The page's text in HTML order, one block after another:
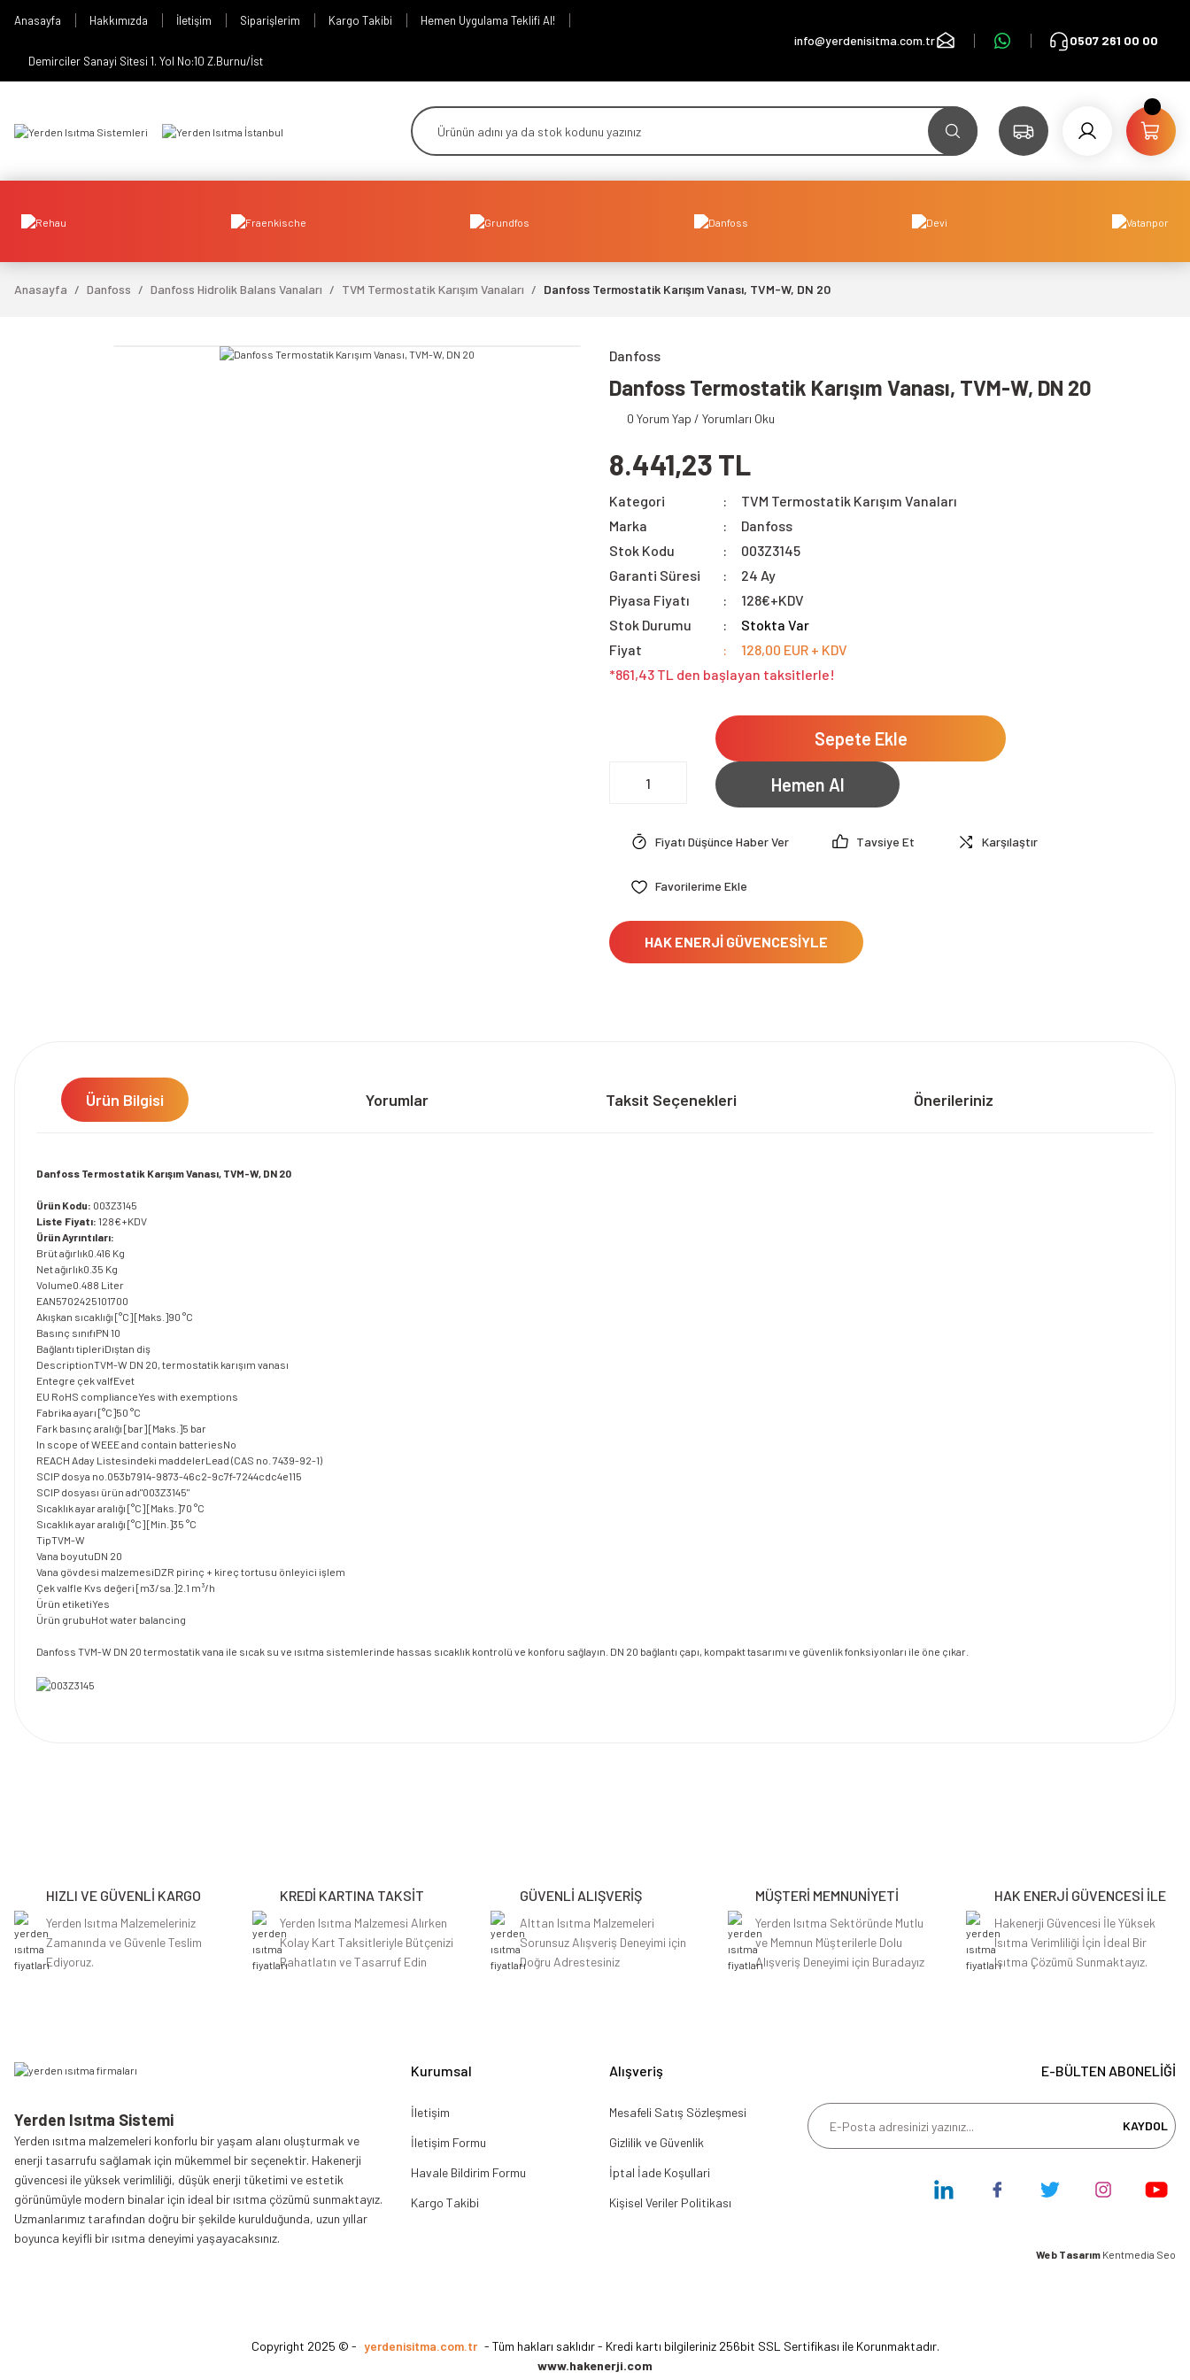
Anasayfa Hakkımızda İletişim Siparişlerim Kargo Takibi Hemen Uygulama Teklifi Al!
Demirciler Sanayi Sitesi 1. Yol No:10 Z.Burnu/İst
info@yerdenisitma.com.tr 0507 261 00 00
Anasayfa Danfoss Danfoss Hidrolik Balans Vanaları TVM Termostatik Karışım Vanaları Danfoss Termostatik Karışım Vanası, TVM-W, DN 20
Danfoss
Danfoss Termostatik Karışım Vanası, TVM-W, DN 20
0 Yorum Yap / Yorumları Oku
8.441,23 TL
Kategori
TVM Termostatik Karışım Vanaları
Marka
Danfoss
Stok Kodu
003Z3145
Garanti Süresi
24 Ay
Piyasa Fiyatı
128€+KDV
Stok Durumu
Stokta Var
Fiyat
128,00 EUR + KDV
*861,43 TL den başlayan taksitlerle!
Sepete Ekle
Hemen Al
Fiyatı Düşünce Haber Ver Tavsiye Et Karşılaştır
HAK ENERJİ GÜVENCESİYLE
Ürün Bilgisi Yorumlar Taksit Seçenekleri Önerileriniz
Danfoss Termostatik Karışım Vanası, TVM-W, DN 20
Ürün Kodu: 003Z3145
Liste Fiyatı: 128€+KDV
Ürün Ayrıntıları:
Brüt ağırlık0.416 Kg
Net ağırlık0.35 Kg
Volume0.488 Liter
EAN5702425101700
Akışkan sıcaklığı [°C] [Maks.]90 °C
Basınç sınıfıPN 10
Bağlantı tipleriDıştan diş
DescriptionTVM-W DN 20, termostatik karışım vanası
Entegre çek valfEvet
EU RoHS complianceYes with exemptions
Fabrika ayarı [°C]50 °C
Fark basınç aralığı [bar] [Maks.]5 bar
In scope of WEEE and contain batteriesNo
REACH Aday Listesindeki maddelerLead (CAS no. 7439-92-1)
SCIP dosya no.053b7914-9873-46c2-9c7f-7244cdc4e115
SCIP dosyası ürün adı"003Z3145"
Sıcaklık ayar aralığı [°C] [Maks.]70 °C
Sıcaklık ayar aralığı [°C] [Min.]35 °C
TipTVM-W
Vana boyutuDN 20
Vana gövdesi malzemesiDZR pirinç + kireç tortusu önleyici işlem
Çek valfle Kvs değeri [m3/sa.]2.1 m³/h
Ürün etiketiYes
Ürün grubuHot water balancing
Danfoss TVM-W DN 20 termostatik vana ile sıcak su ve ısıtma sistemlerinde hassas sıcaklık kontrolü ve konforu sağlayın. DN 20 bağlantı çapı, kompakt tasarımı ve güvenlik fonksiyonları ile öne çıkar.
Ürün bilgilerinde hatalar bulunuyor.
Ürün fiyatı diğer sitelerden daha pahalı.
Bu ürüne benzer farklı alternatifler olmalı.
HIZLI VE GÜVENLİ KARGO
Yerden Isıtma Malzemeleriniz
Zamanında ve Güvenle Teslim
Ediyoruz.
KREDİ KARTINA TAKSİT
Yerden Isıtma Malzemesi Alırken
Kolay Kart Taksitleriyle Bütçenizi
Rahatlatın ve Tasarruf Edin
GÜVENLİ ALIŞVERİŞ
Alttan Isıtma Malzemeleri
Sorunsuz Alışveriş Deneyimi için
Doğru Adrestesiniz
MÜŞTERİ MEMNUNİYETİ
Yerden Isıtma Sektöründe Mutlu
ve Memnun Müşterilerle Dolu
Alışveriş Deneyimi için Buradayız
HAK ENERJİ GÜVENCESİ İLE
Hakenerji Güvencesi İle Yüksek
Isıtma Verimliliği İçin İdeal Bir
Isıtma Çözümü Sunmaktayız.
Yerden Isıtma Sistemi
Yerden ısıtma malzemeleri konforlu bir yaşam alanı oluşturmak ve
enerji tasarrufu sağlamak için mükemmel bir seçenektir. Hakenerji
güvencesi ile yüksek verimliliği, düşük enerji tüketimi ve estetik
görünümüyle modern binalar için ideal bir ısıtma çözümü sunmaktayız.
Uzmanlarımız tarafından doğru bir şekilde kurulduğunda, uzun yıllar
boyunca keyifli bir ısıtma deneyimi yaşayacaksınız.
Kurumsal
İletişim
İletişim Formu
Havale Bildirim Formu
Kargo Takibi
Alışveriş
Mesafeli Satış Sözleşmesi
Gizlilik ve Güvenlik
İptal İade Koşullari
Kişisel Veriler Politikası
E-BÜLTEN ABONELİĞİ
KAYDOL
Web Tasarım Kentmedia Seo
Copyright 2025 © - yerdenisitma.com.tr - Tüm hakları saklıdır - Kredi kartı bilgileriniz 256bit SSL Sertifikası ile Korunmaktadır.
www.hakenerji.com